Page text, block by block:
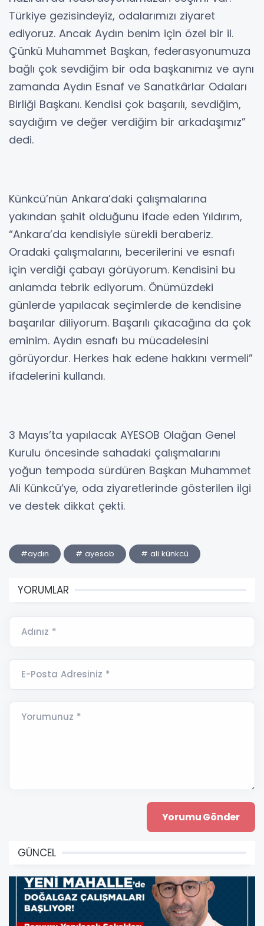
Türkiye gezisindeyiz, odalarımızı ziyaret
ediyoruz. Ancak Aydın benim için özel bir il.
Çünkü Muhammet Başkan, federasyonumuza
bağlı çok sevdiğim bir oda başkanımız ve aynı
zamanda Aydın Esnaf ve Sanatkârlar Odaları
Birliği Başkanı. Kendisi çok başarılı, sevdiğim,
saydığım ve değer verdiğim bir arkadaşımız”
dedi.
Künkcü’nün Ankara’daki çalışmalarına
yakından şahit olduğunu ifade eden Yıldırım,
“Ankara’da kendisiyle sürekli beraberiz.
Oradaki çalışmalarını, becerilerini ve esnafı
için verdiği çabayı görüyorum. Kendisini bu
anlamda tebrik ediyorum. Önümüzdeki
günlerde yapılacak seçimlerde de kendisine
başarılar diliyorum. Başarılı çıkacağına da çok
eminim. Aydın esnafı bu mücadelesini
görüyordur. Herkes hak edene hakkını vermeli”
ifadelerini kullandı.
3 Mayıs’ta yapılacak AYESOB Olağan Genel
Kurulu öncesinde sahadaki çalışmalarını
yoğun tempoda sürdüren Başkan Muhammet
Ali Künkcü’ye, oda ziyaretlerinde gösterilen ilgi
ve destek dikkat çekti.
#aydın # ayesob # ali künkcü
YORUMLAR
Adınız *
E-Posta Adresiniz *
Yorumunuz *
GÜNCEL